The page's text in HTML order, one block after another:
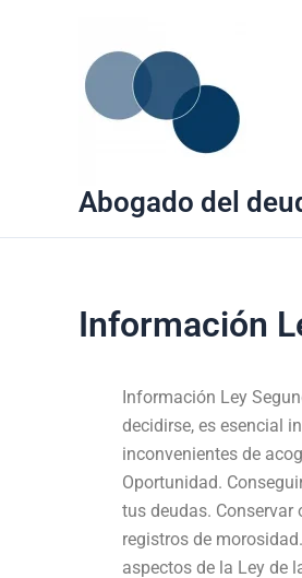
Abogado del
Información
Información Ley
decidirse, es esencial
inconvenientes de
Oportunidad.
tus deudas. Conservar
registros de
aspectos de la Ley de